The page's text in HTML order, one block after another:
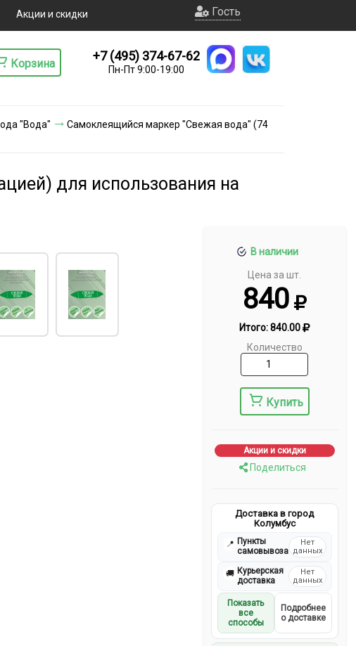
Акции и скидки Гость
Корзина
+7 (495) 374-67-62
Пн-Пт 9:00-19:00
"Вода"
Самоклеящийся маркер "Свежая вода" (74
для использования на
В наличии
Цена за шт.
840
Итого:840.00
Количество
Купить
Акции и скидки
Поделиться
Доставка в город
Колумбус
📍 Пункты
самовывоза
Нет
данных
🚚 Курьерская
доставка
Нет
данных
Показать
все
способы
Подробнее
о доставке